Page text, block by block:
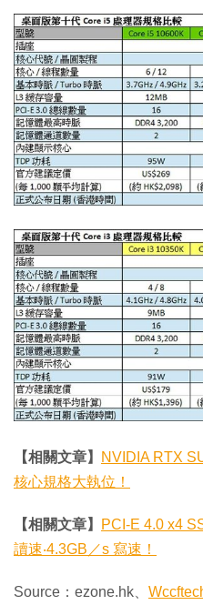
【相關文章】
NVIDIA RTX
核心規格大執位！
【相關文章】
PCI-E 4.0 x4
讀速‧4.3GB／s 寫速！
Source：ezone.hk、